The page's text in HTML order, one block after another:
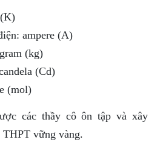
ampere (A)
(kg)
(Cd)
(mol)
các thầy cô ôn tập và xây
vững vàng.